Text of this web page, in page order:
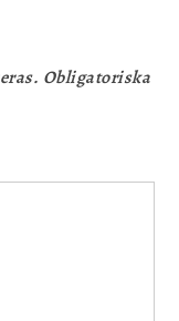
Obligatoriska